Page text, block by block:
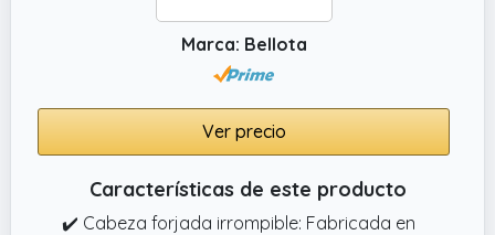
Marca: Bellota
Ver precio
Características de este producto
✔️ Cabeza forjada irrompible: Fabricada en